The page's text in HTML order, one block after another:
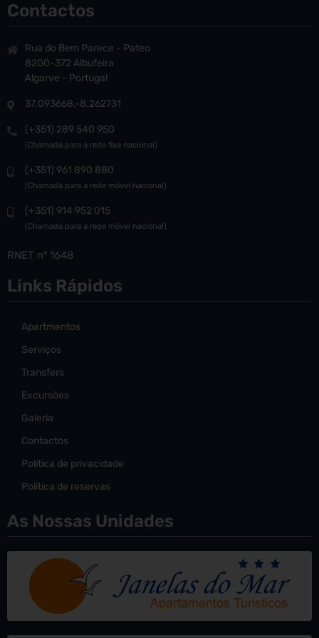
Contactos
Rua do Bem Parece - Pateo
8200-372 Albufeira
Algarve - Portugal
37.093668,-8.262731
(+351) 289 540 950
(Chamada para a rede fixa nacional)
(+351) 961 890 880
(Chamada para a rede móvel nacional)
(+351) 914 952 015
(Chamada para a rede móvel nacional)
RNET nº 1648
Links Rápidos
Apartmentos
Serviços
Transfers
Excursões
Galeria
Contactos
Política de privacidade
Política de reservas
As Nossas Unidades